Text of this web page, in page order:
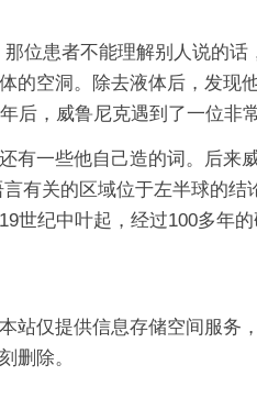
位患者不能理解别人说的
空洞。除去液体后，发
后，威鲁尼克遇到了一位非
一些他自己造的词。后
有关的区域位于左半球的
纪中叶起，经过100多年
仅提供信息存储空间服
删除。